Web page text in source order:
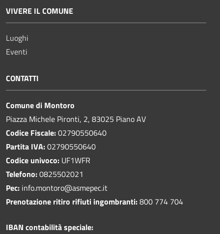
VIVERE IL COMUNE
Luoghi
Eventi
CONTATTI
Comune di Montoro
Piazza Michele Pironti, 2, 83025 Piano AV
Codice Fiscale:02790550640
Partita IVA:02790550640
Codice univoco: UF1WFR
Telefono:0825502021
Pec: info.montoro@asmepec.it
Prenotazione ritiro rifiuti ingombranti:800 774 704
IBAN contabilità speciale: